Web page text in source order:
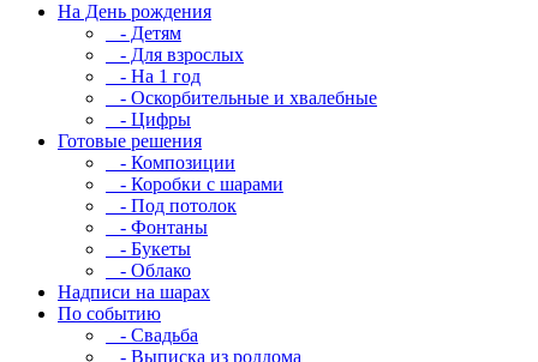
На День рождения
- Детям
- Для взрослых
- На 1 год
- Оскорбительные и хвалебные
- Цифры
Готовые решения
- Композиции
- Коробки с шарами
- Под потолок
- Фонтаны
- Букеты
- Облако
Надписи на шарах
По событию
- Свадьба
- Выписка из роддома